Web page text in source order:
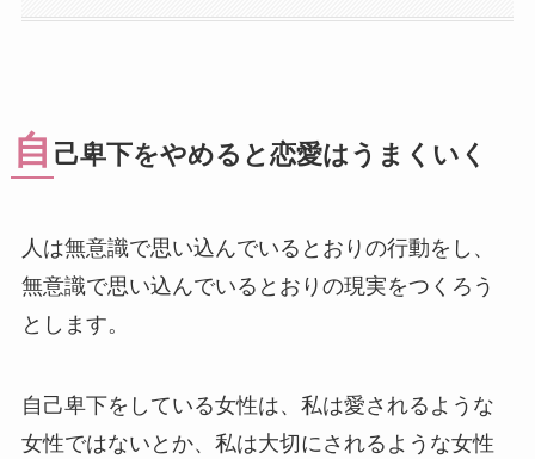
自 己卑下をやめると恋愛はうまくいく
人は無意識で思い込んでいるとおりの行動をし、
無意識で思い込んでいるとおりの現実をつくろう
とします。
自己卑下をしている女性は、私は愛されるような
女性ではないとか、私は大切にされるような女性